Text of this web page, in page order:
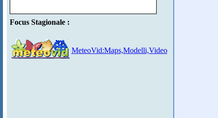
Focus Stagionale :
MeteoVid:Maps,Modelli,Video